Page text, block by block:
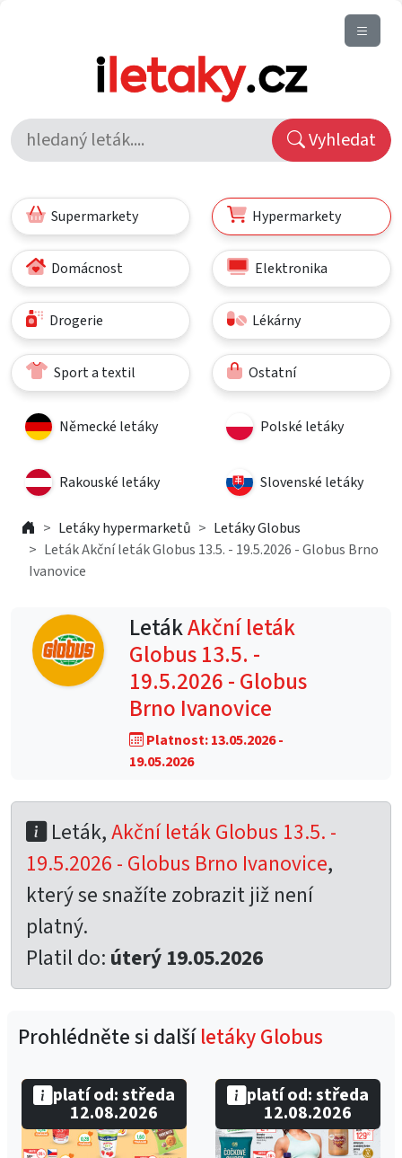
Vyhledat
Supermarkety Hypermarkety
Domácnost Elektronika
Drogerie Lékárny
Sport a textil Ostatní
Německé letáky Polské letáky
Rakouské letáky Slovenské letáky
Letáky hypermarketů
Letáky Globus
Leták Akční leták Globus 13.5. - 19.5.2026 - Globus Brno
Ivanovice
LetákAkční leták
Globus 13.5. -
19.5.2026 - Globus
Brno Ivanovice
Platnost: 13.05.2026 -
19.05.2026
Leták,Akční leták Globus 13.5. -
19.5.2026 - Globus Brno Ivanovice,
který se snažíte zobrazit již není
platný.
Platil do: úterý 19.05.2026
Prohlédněte si dalšíletáky Globus
platí od: středa
12.08.2026
platí od: středa
12.08.2026